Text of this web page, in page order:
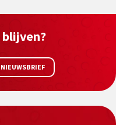
blijven?